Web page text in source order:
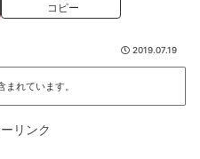
コピー
2019.07.19
れています。
リンク